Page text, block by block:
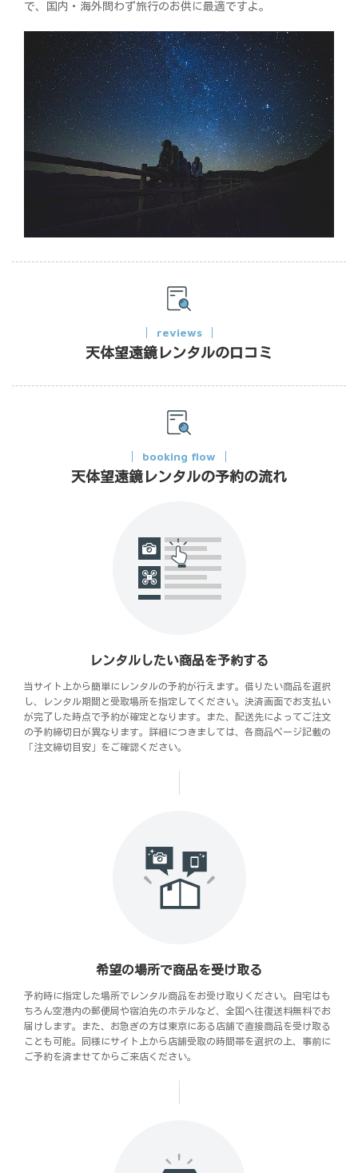
で、国内・海外問わず旅行のお供に最適ですよ。
reviews
天体望遠鏡レンタルの口コミ
booking flow
天体望遠鏡レンタルの予約の流れ
レンタルしたい商品を予約する
当サイト上から簡単にレンタルの予約が行えます。借りたい商品を選択
し、レンタル期間と受取場所を指定してください。決済画面でお支払い
が完了した時点で予約が確定となります。また、配送先によってご注文
の予約締切日が異なります。詳細につきましては、各商品ページ記載の
「注文締切目安」をご確認ください。
希望の場所で商品を受け取る
予約時に指定した場所でレンタル商品をお受け取りください。自宅はも
ちろん空港内の郵便局や宿泊先のホテルなど、全国へ往復送料無料でお
届けします。また、お急ぎの方は東京にある店舗で直接商品を受け取る
ことも可能。同様にサイト上から店舗受取の時間帯を選択の上、事前に
ご予約を済ませてからご来店ください。